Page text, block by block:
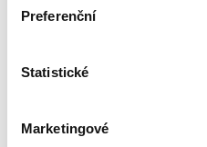
Preferenční
Statistické
Marketingové
550,00 Kč
pravidel, která mají
zneužívání výhod